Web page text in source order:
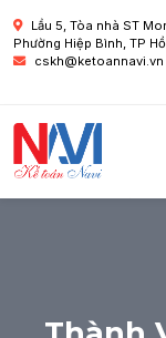
Lầu 5, Tòa nhà ST
Phường Hiệp Bình, TP
cskh@ketoannavi.vn